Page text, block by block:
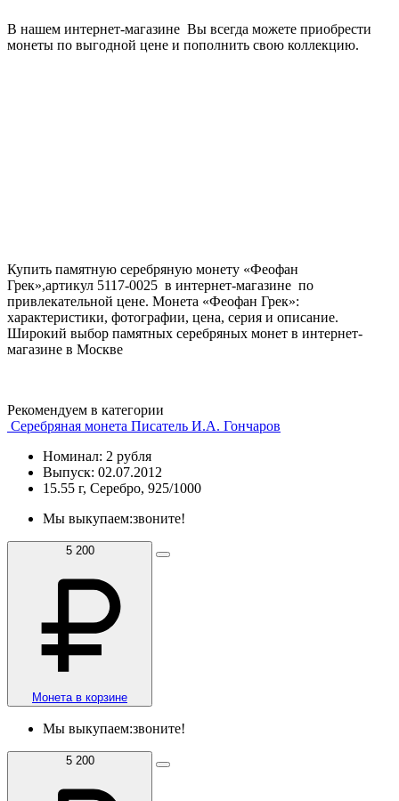
В нашем интернет-магазине Вы всегда можете приобрести
монеты по выгодной цене и пополнить свою коллекцию.
Купить памятную серебряную монету «Феофан
Грек»,артикул 5117-0025 в интернет-магазине по
привлекательной цене. Монета «Феофан Грек»:
характеристики, фотографии, цена, серия и описание.
Широкий выбор памятных серебряных монет в интернет-
магазине в Москве
Рекомендуем в категории
Серебряная монета Писатель И.А. Гончаров
Номинал: 2 рубля
Выпуск: 02.07.2012
15.55 г, Серебро, 925/1000
Мы выкупаем:звоните!
5 200
Монета в корзине
Мы выкупаем:звоните!
5 200